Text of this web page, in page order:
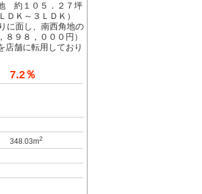
約１０５．２７坪
Ｋ～３ＬＤＫ）
に面し、南西角地の
９８，０００円）
店舗に転用しており
7.2％
348.03m2